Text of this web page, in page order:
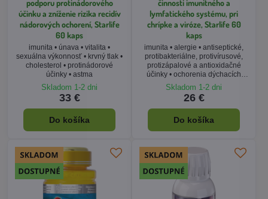
podporu protinádorového
účinku a zníženie rizika recidív
nádorových ochorení, Starlife
60 kaps
imunita • únava • vitalita •
sexuálna výkonnosť • krvný tlak •
cholesterol • protinádorové
účinky • astma
Skladom 1-2 dni
33 €
Do košíka
činnosti imunitného a
lymfatického systému, pri
chrípke a viróze, Starlife 60
kaps
imunita • alergie • antiseptické,
protibakteriálne, protivírusové,
protizápalové a antioxidačné
účinky • ochorenia dýchacích
ciest a virózy
Skladom 1-2 dni
26 €
Do košíka